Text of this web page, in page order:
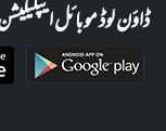
ڈاؤن لوڈ موبائل